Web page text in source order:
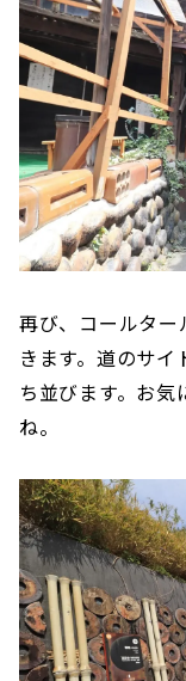
再び、コールター
きます。道のサ
ち並びます。お
ね。